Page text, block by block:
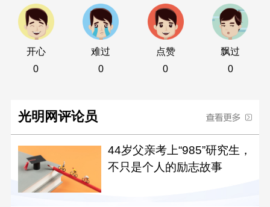
开心
0
难过
0
点赞
0
飘过
0
光明网评论员
44岁父亲考上“985”研究生，
不只是个人的励志故事